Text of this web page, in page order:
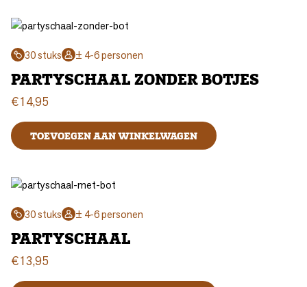
30 stuks ± 4-6 personen
PARTYSCHAAL ZONDER BOTJES
€14,95
TOEVOEGEN AAN WINKELWAGEN
30 stuks ± 4-6 personen
PARTYSCHAAL
€13,95